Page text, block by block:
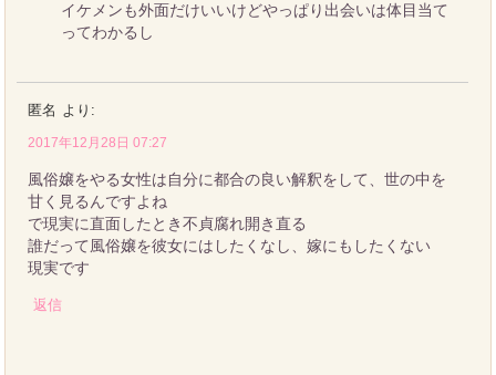
イケメンも外面だけいいけどやっぱり出会いは体目当て
ってわかるし
匿名 より:
2017年12月28日 07:27
風俗嬢をやる女性は自分に都合の良い解釈をして、世の中を
甘く見るんですよね
で現実に直面したとき不貞腐れ開き直る
誰だって風俗嬢を彼女にはしたくなし、嫁にもしたくない
現実です
返信